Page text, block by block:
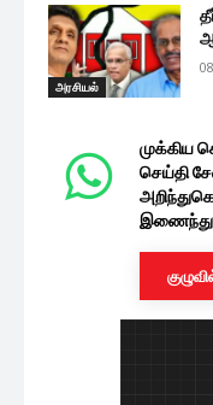
அரசியல்
முக்கிய
செய்தி